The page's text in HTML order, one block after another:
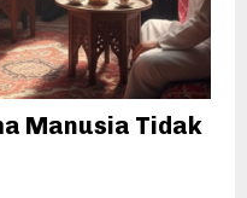
Manusia Tidak